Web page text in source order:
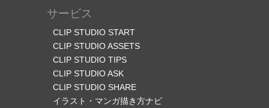
サービス
CLIP STUDIO START
CLIP STUDIO ASSETS
CLIP STUDIO TIPS
CLIP STUDIO ASK
CLIP STUDIO SHARE
イラスト・マンガ描き方ナビ